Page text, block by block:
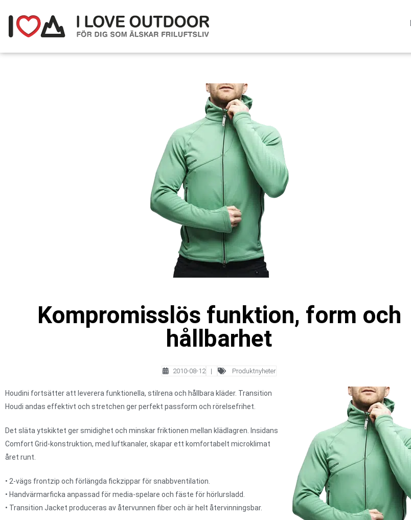
Kompromisslös funktion, form och
hållbarhet
2010-08-12 | Produktnyheter
Houdini fortsätter att leverera funktionella, stilrena och hållbara kläder. Transition
Houdi andas effektivt och stretchen ger perfekt passform och rörelsefrihet.
Det släta ytskiktet ger smidighet och minskar friktionen mellan klädlagren. Insidans
Comfort Grid-konstruktion, med luftkanaler, skapar ett komfortabelt microklimat
året runt.
• 2-vägs frontzip och förlängda fickzippar för snabbventilation.
• Handvärmarficka anpassad för media-spelare och fäste för hörlursladd.
• Transition Jacket produceras av återvunnen fiber och är helt återvinningsbar.